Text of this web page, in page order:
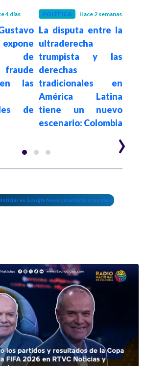
4 días
de
las
de
POLÍTICA Hace 2 semanas
La disputa entre la
ultraderecha
trumpista y las
derechas
tradicionales en
América Latina
tiene un nuevo
escenario: Colombia›
en Google News y mantente conectado